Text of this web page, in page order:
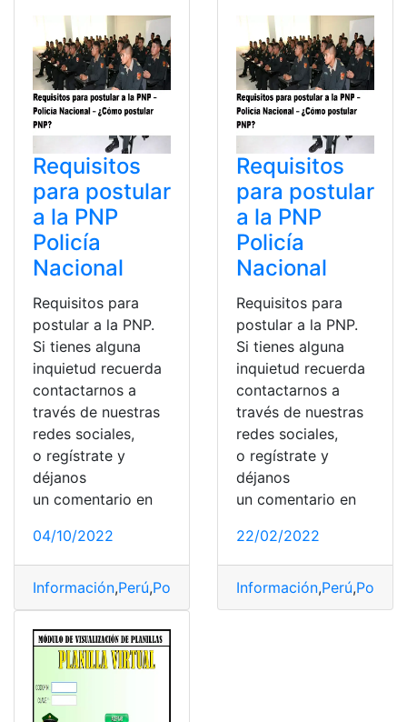
Requisitos
para postular
a la PNP
Policía
Nacional
Requisitos para
postular a la PNP.
Si tienes alguna
inquietud recuerda
contactarnos a
través de nuestras
redes sociales,
o regístrate y
déjanos
un comentario en
04/10/2022
Información,Perú,Policía policía nacional,postulación
Requisitos
para postular
a la PNP
Policía
Nacional
Requisitos para
postular a la PNP.
Si tienes alguna
inquietud recuerda
contactarnos a
través de nuestras
redes sociales,
o regístrate y
déjanos
un comentario en
22/02/2022
Información,Perú,Policía